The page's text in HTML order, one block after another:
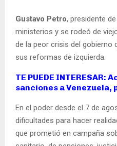
Gustavo Petro, presidente de
ministerios y se rodeó de
de la peor crisis del gobierno
sus reformas de izquierda.
TE PUEDE INTERESAR:
sanciones a Venezuela,
En el poder desde el 7 de
dificultades para hacer
que prometió en campaña